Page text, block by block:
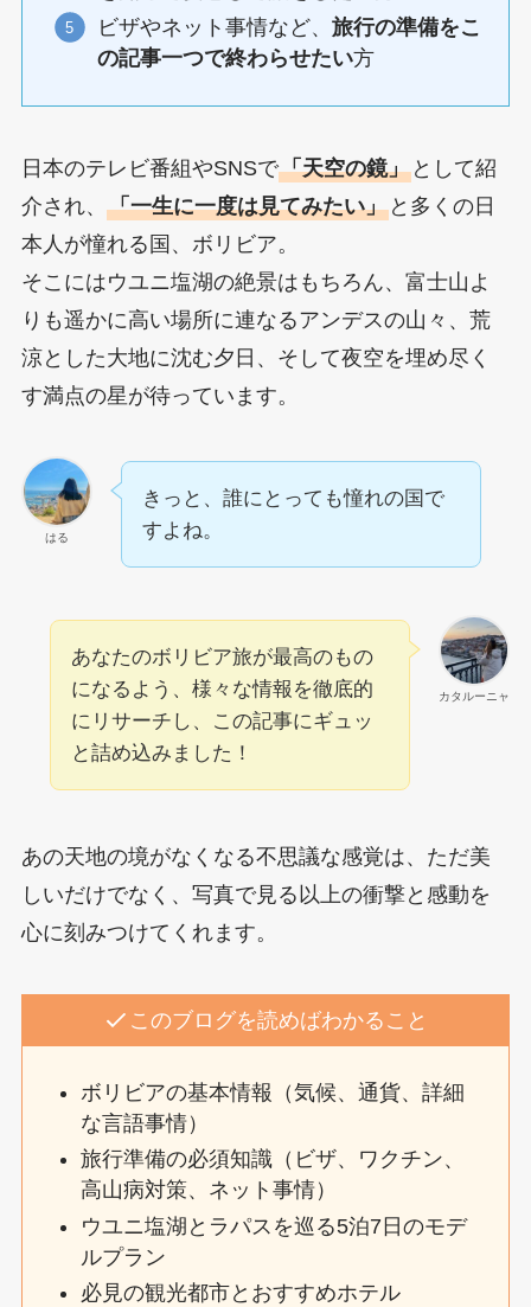
ビザやネット事情など、 旅行の準備をこ
の記事一つで終わらせたい方
日本のテレビ番組やSNSで「天空の鏡」として紹
介され、 「一生に一度は見てみたい」と多くの日
本人が憧れる国、ボリビア。
そこにはウユニ塩湖の絶景はもちろん、富士山よ
りも遥かに高い場所に連なるアンデスの山々、荒
涼とした大地に沈む夕日、そして夜空を埋め尽く
す満点の星が待っています。
はる
きっと、誰にとっても憧れの国で
すよね。
カタルーニャ
あなたのボリビア旅が最高のもの
になるよう、様々な情報を徹底的
にリサーチし、この記事にギュッ
と詰め込みました！
あの天地の境がなくなる不思議な感覚は、ただ美
しいだけでなく、写真で見る以上の衝撃と感動を
心に刻みつけてくれます。
このブログを読めばわかること
ボリビアの基本情報（気候、通貨、詳細
な言語事情）
旅行準備の必須知識（ビザ、ワクチン、
高山病対策、ネット事情）
ウユニ塩湖とラパスを巡る5泊7日のモデ
ルプラン
必見の観光都市とおすすめホテル